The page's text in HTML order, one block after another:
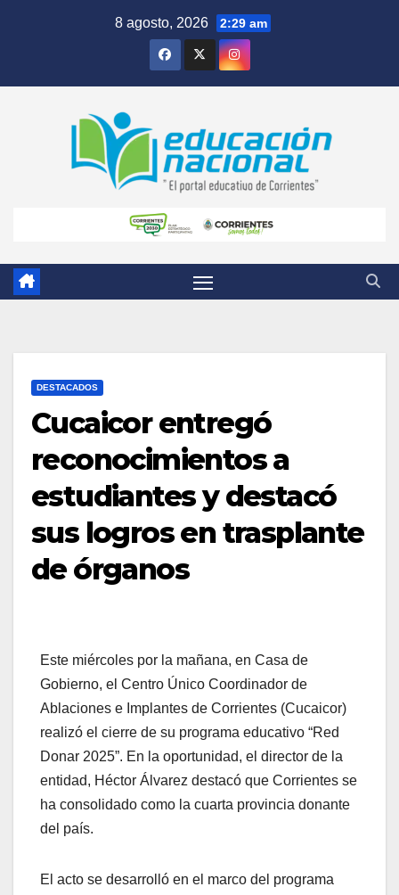
8 agosto, 2026 2:29 am
DESTACADOS
Cucaicor entregó
reconocimientos a
estudiantes y destacó
sus logros en trasplante
de órganos
Este miércoles por la mañana, en Casa de
Gobierno, el Centro Único Coordinador de
Ablaciones e Implantes de Corrientes (Cucaicor)
realizó el cierre de su programa educativo “Red
Donar 2025”. En la oportunidad, el director de la
entidad, Héctor Álvarez destacó que Corrientes se
ha consolidado como la cuarta provincia donante
del país.
El acto se desarrolló en el marco del programa